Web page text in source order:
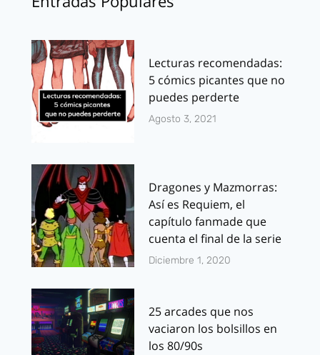
Lecturas recomendadas:
5 cómics picantes que no
puedes perderte
Agosto 3, 2021
Dragones y Mazmorras:
Así es Requiem, el
capítulo fanmade que
cuenta el final de la serie
Diciembre 1, 2020
25 arcades que nos
vaciaron los bolsillos en
los 80/90s